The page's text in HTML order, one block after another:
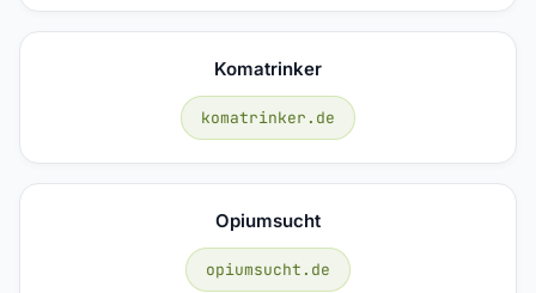
Komatrinker
komatrinker.de
Opiumsucht
opiumsucht.de